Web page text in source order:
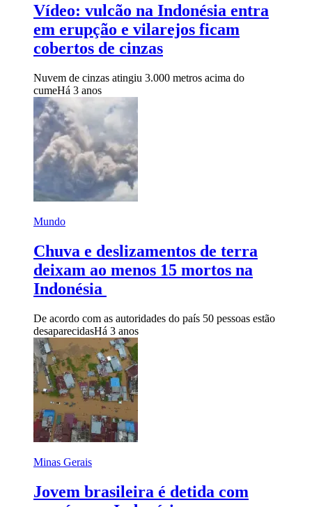
Vídeo: vulcão na Indonésia entra
em erupção e vilarejos ficam
cobertos de cinzas
Nuvem de cinzas atingiu 3.000 metros acima do
cumeHá 3 anos
Mundo
Chuva e deslizamentos de terra
deixam ao menos 15 mortos na
Indonésia
De acordo com as autoridades do país 50 pessoas estão
desaparecidasHá 3 anos
Minas Gerais
Jovem brasileira é detida com